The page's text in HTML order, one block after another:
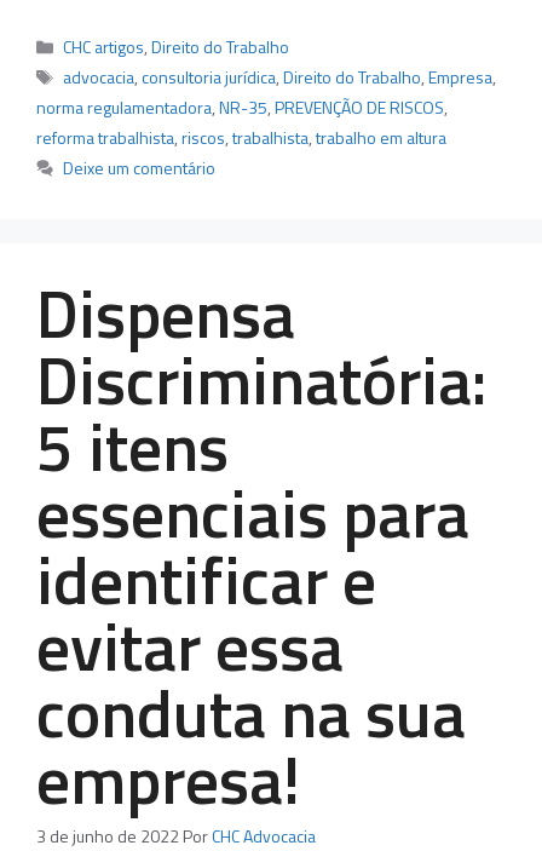
Categorias
CHC artigos,Direito do Trabalho
Tags
advocacia,consultoria jurídica,Direito do Trabalho,Empresa,
norma regulamentadora,NR-35,PREVENÇÃO DE RISCOS,
reforma trabalhista,riscos,trabalhista,trabalho em altura
Deixe um comentário
Dispensa
Discriminatória:
5 itens
essenciais para
identificar e
evitar essa
conduta na sua
empresa!
3 de junho de 2022PorCHC Advocacia